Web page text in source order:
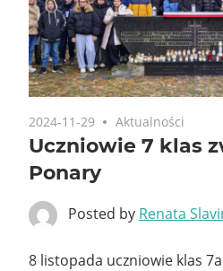
2024-11-29 Aktualności
Uczniowie 7 klas
Ponary
Posted by Renata
8 listopada uczniowie klas